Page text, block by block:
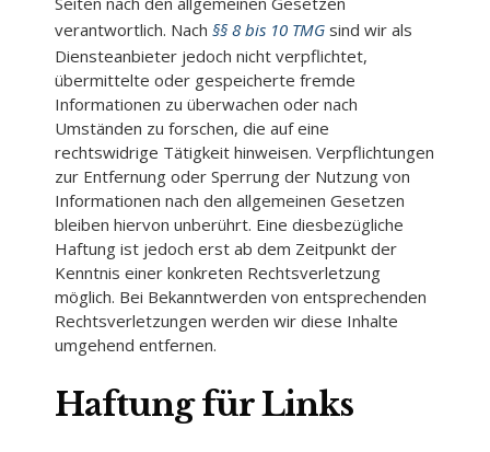
verantwortlich. Nach §§ 8 bis 10 TMG sind wir als
Diensteanbieter jedoch nicht verpflichtet,
übermittelte oder gespeicherte fremde
Informationen zu überwachen oder nach
Umständen zu forschen, die auf eine
rechtswidrige Tätigkeit hinweisen. Verpflichtungen
zur Entfernung oder Sperrung der Nutzung von
Informationen nach den allgemeinen Gesetzen
bleiben hiervon unberührt. Eine diesbezügliche
Haftung ist jedoch erst ab dem Zeitpunkt der
Kenntnis einer konkreten Rechtsverletzung
möglich. Bei Bekanntwerden von entsprechenden
Rechtsverletzungen werden wir diese Inhalte
umgehend entfernen.
Haftung für Links